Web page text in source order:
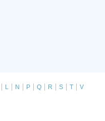
L N P Q R S T V